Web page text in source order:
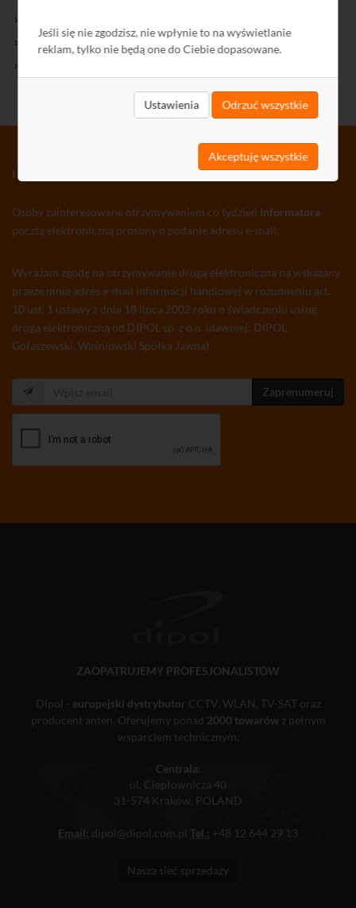
Jeśli się nie zgodzisz, nie wpłynie to na wyświetlanie
reklam, tylko nie będą one do Ciebie dopasowane.
Ustawienia Odrzuć wszystkie
Akceptuję wszystkie
Polityka Prywatności
INFORMATOR TV-SAT CCTV WLAN
Osoby zainteresowane otrzymywaniem co tydzień Informatora
pocztą elektroniczną prosimy o podanie adresu e-mail:
Wyrażam zgodę na otrzymywanie drogą elektroniczną na wskazany
przeze mnie adres e-mail informacji handlowej w rozumieniu art.
10 ust. 1 ustawy z dnia 18 lipca 2002 roku o świadczeniu usług
drogą elektroniczną od DIPOL sp. z o.o. (dawniej: DIPOL
Gołaszewski, Waśniowski Spółka Jawna)
Zaprenumeruj
ZAOPATRUJEMY PROFESJONALISTÓW
Dipol - europejski dystrybutor CCTV, WLAN, TV-SAT oraz
producent anten. Oferujemy ponad 2000 towarówz pełnym
wsparciem technicznym.
Centrala:
ul. Ciepłownicza 40
31-574 Kraków, POLAND
Email: dipol@dipol.com.pl Tel.: +48 12 644 29 13
Nasza sieć sprzedaży